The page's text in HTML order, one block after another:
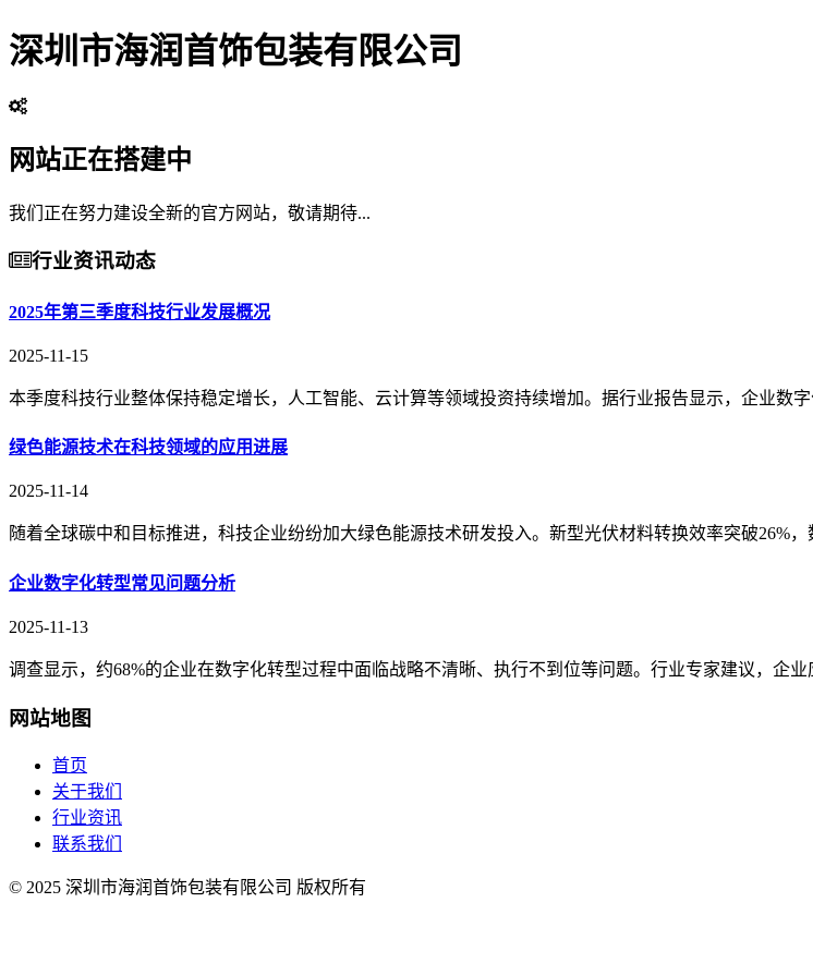
深圳市海润首饰包装有限公司
网站正在搭建中
我们正在努力建设全新的官方网站，敬请期待...
行业资讯动态
2025年第三季度科技行业发展概况
2025-11-15
本季度科技行业整体保持稳定增长，人工智能、云计算等领域投资持续增加。据行业报告显示，企业数
绿色能源技术在科技领域的应用进展
2025-11-14
随着全球碳中和目标推进，科技企业纷纷加大绿色能源技术研发投入。新型光伏材料转换效率突破26%
企业数字化转型常见问题分析
2025-11-13
调查显示，约68%的企业在数字化转型过程中面临战略不清晰、执行不到位等问题。行业专家建议，企
网站地图
首页
关于我们
行业资讯
联系我们
© 2025 深圳市海润首饰包装有限公司 版权所有